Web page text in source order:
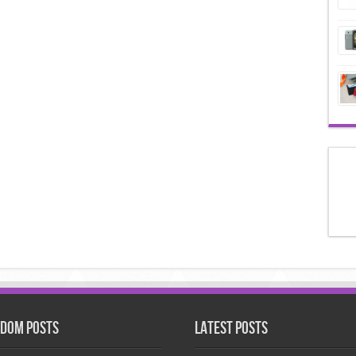
Posts Latest Posts